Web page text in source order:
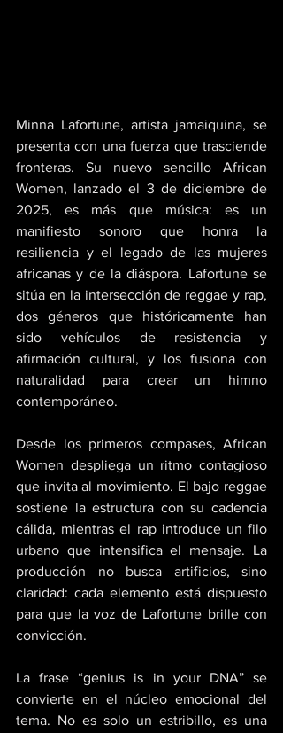
Minna Lafortune, artista jamaiquina, se
presenta con una fuerza que trasciende
fronteras. Su nuevo sencillo African
Women, lanzado el 3 de diciembre de
2025, es más que música: es un
manifiesto sonoro que honra la
resiliencia y el legado de las mujeres
africanas y de la diáspora. Lafortune se
sitúa en la intersección de reggae y rap,
dos géneros que históricamente han
sido vehículos de resistencia y
afirmación cultural, y los fusiona con
naturalidad para crear un himno
contemporáneo.
Desde los primeros compases, African
Women despliega un ritmo contagioso
que invita al movimiento. El bajo reggae
sostiene la estructura con su cadencia
cálida, mientras el rap introduce un filo
urbano que intensifica el mensaje. La
producción no busca artificios, sino
claridad: cada elemento está dispuesto
para que la voz de Lafortune brille con
convicción.
La frase “genius is in your DNA” se
convierte en el núcleo emocional del
tema. No es solo un estribillo, es una